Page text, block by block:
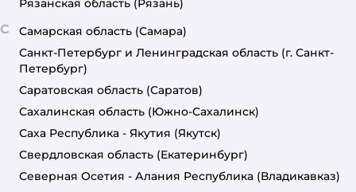
Рязанская область (Рязань)
С Самарская область (Самара)
Санкт-Петербург и Ленинградская область (г. Санкт-
Петербург)
Саратовская область (Саратов)
Сахалинская область (Южно-Сахалинск)
Саха Республика - Якутия (Якутск)
Свердловская область (Екатеринбург)
Северная Осетия - Алания Республика (Владикавказ)